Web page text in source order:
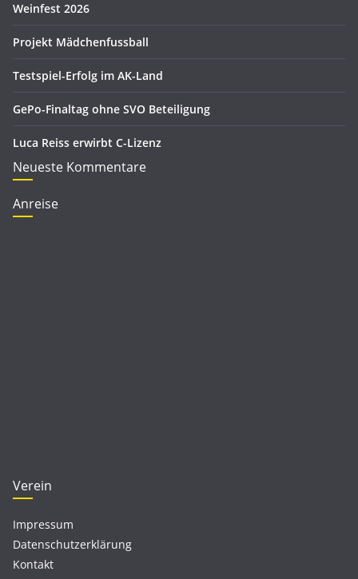
n
Weinfest 2026
Projekt Mädchenfussball
Testspiel-Erfolg im AK-Land
GePo-Finaltag ohne SVO Beteiligung
Luca Reiss erwirbt C-Lizenz
Neueste Kommentare
Anreise
Verein
Impressum
Datenschutzerklärung
Kontakt